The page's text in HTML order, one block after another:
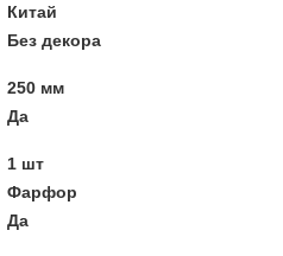
Китай
Без декора
250 мм
Да
1 шт
Фарфор
Да